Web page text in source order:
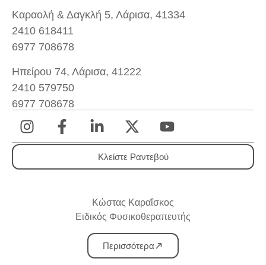
Καραολή & Δαγκλή 5, Λάρισα, 41334
2410 618411
6977 708678
Ηπείρου 74, Λάρισα, 41222
2410 579750
6977 708678
Κλείστε Ραντεβού
Κώστας Καραΐσκος
Ειδικός Φυσικοθεραπευτής
Περισσότερα